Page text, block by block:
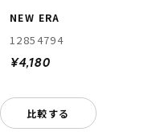
NEW ERA
12854794
¥4,180
比較する